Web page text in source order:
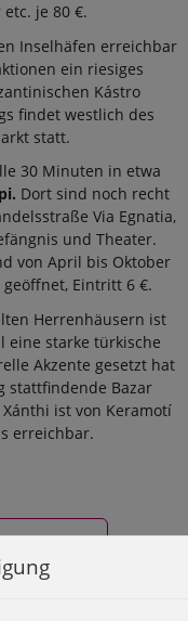
je 80 €.
Inselhäfen erreichbar
ein riesiges
Kástro
findet westlich des
statt.
30 Minuten in etwa
Dort sind noch recht
Via Egnatia,
und Theater.
von April bis Oktober
Eintritt 6 €.
Herrenhäusern ist
eine starke türkische
Akzente gesetzt hat
stattfindende Bazar
ist von Keramotí
erreichbar.